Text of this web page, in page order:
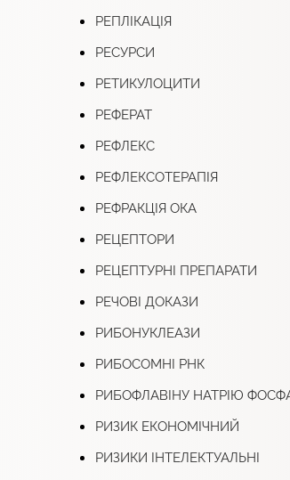
РЕПЛІКАЦІЯ
РЕСУРСИ
РЕТИКУЛОЦИТИ
РЕФЕРАТ
РЕФЛЕКС
РЕФЛЕКСОТЕРАПІЯ
РЕФРАКЦІЯ ОКА
РЕЦЕПТОРИ
РЕЦЕПТУРНІ ПРЕПАРАТИ
РЕЧОВІ ДОКАЗИ
РИБОНУКЛЕАЗИ
РИБОСОМНІ РНК
РИБОФЛАВІНУ НАТРІЮ
РИЗИК ЕКОНОМІЧНИЙ
РИЗИКИ ІНТЕЛЕКТУАЛЬНІ